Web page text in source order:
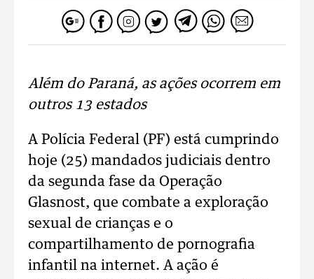
Além do Paraná, as ações ocorrem em
outros 13 estados
A Polícia Federal (PF) está cumprindo
hoje (25) mandados judiciais dentro
da segunda fase da Operação
Glasnost, que combate a exploração
sexual de crianças e o
compartilhamento de pornografia
infantil na internet. A ação é